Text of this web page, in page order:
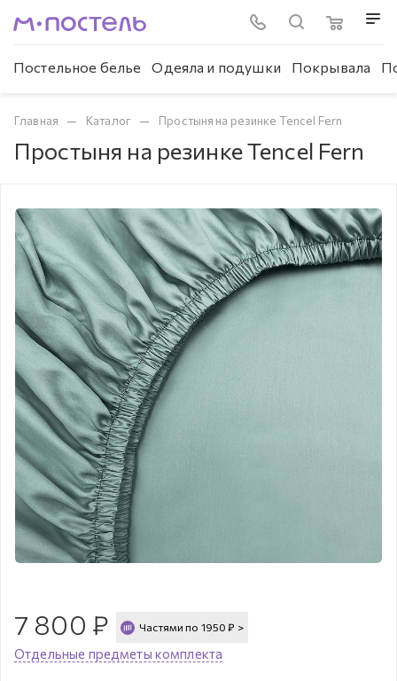
Постельное белье Одеяла и подушки Покрывала
Главная — Каталог — Простыня на резинке Tencel Fern
Простыня на резинке Tencel Fern
7 800 ₽ Частями по 1950 ₽ >
Отдельные предметы комплекта